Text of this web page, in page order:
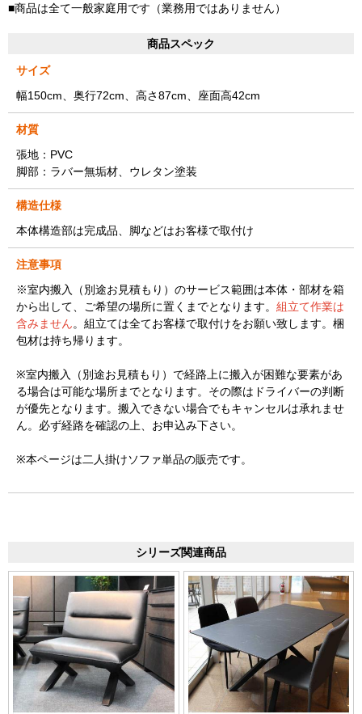
■商品は全て一般家庭用です（業務用ではありません）
商品スペック
サイズ
幅150cm、奥行72cm、高さ87cm、座面高42cm
材質
張地：PVC
脚部：ラバー無垢材、ウレタン塗装
構造仕様
本体構造部は完成品、脚などはお客様で取付け
注意事項
※室内搬入（別途お見積もり）のサービス範囲は本体・部材を箱
から出して、ご希望の場所に置くまでとなります。 組立て作業は
含みません。組立ては全てお客様で取付けをお願い致します。梱
包材は持ち帰ります。
※室内搬入（別途お見積もり）で経路上に搬入が困難な要素があ
る場合は可能な場所までとなります。その際はドライバーの判断
が優先となります。搬入できない場合でもキャンセルは承れませ
ん。必ず経路を確認の上、お申込み下さい。
※本ページは二人掛けソファ単品の販売です。
シリーズ関連商品